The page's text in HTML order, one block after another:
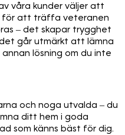
våra kunder väljer att
för att träffa veteranen
– det skapar trygghet
går utmärkt att lämna
lösning om du inte
och noga utvalda – du
ditt hem i goda
som känns bäst för dig.